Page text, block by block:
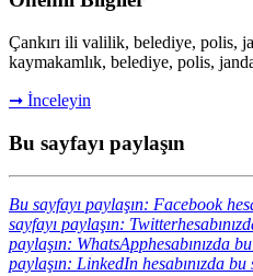
Çankırı ili valilik, belediye, polis,
kaymakamlık, belediye, polis,
➞ İnceleyin
Bu sayfayı paylaşın
Bu sayfayı paylaşın: Facebook
sayfayı paylaşın:
paylaşın: WhatsApphesabınızda
paylaşın: LinkedIn hesabınızda bu